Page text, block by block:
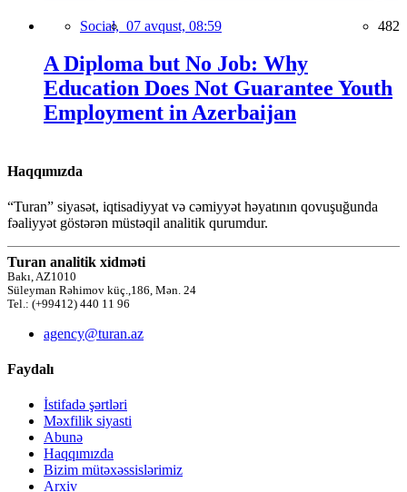
Social, 07 avqust, 08:59 482
A Diploma but No Job: Why
Education Does Not Guarantee Youth
Employment in Azerbaijan
Haqqımızda
“Turan” siyasət, iqtisadiyyat və cəmiyyət həyatının qovuşuğunda
fəaliyyət göstərən müstəqil analitik qurumdur.
Turan analitik xidməti
Bakı, AZ1010
Süleyman Rəhimov küç.,186, Mən. 24
Tel.: (+99412) 440 11 96
agency@turan.az
Faydalı
İstifadə şərtləri
Məxfilik siyasti
Abunə
Haqqımızda
Bizim mütəxəssislərimiz
Arxiv